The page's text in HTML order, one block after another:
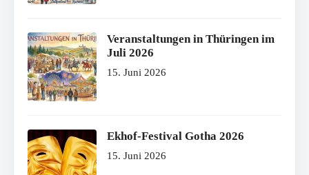
Veranstaltungen in Thüringen im
Juli 2026
15. Juni 2026
Ekhof-Festival Gotha 2026
15. Juni 2026